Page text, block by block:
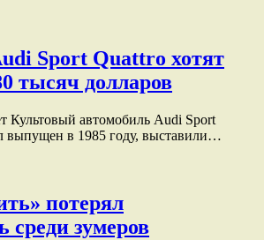
Sport Quattro хотят
тысяч долларов
Культовый автомобиль Audi Sport
выпущен в 1985 году, выставили…
потерял
среди зумеров